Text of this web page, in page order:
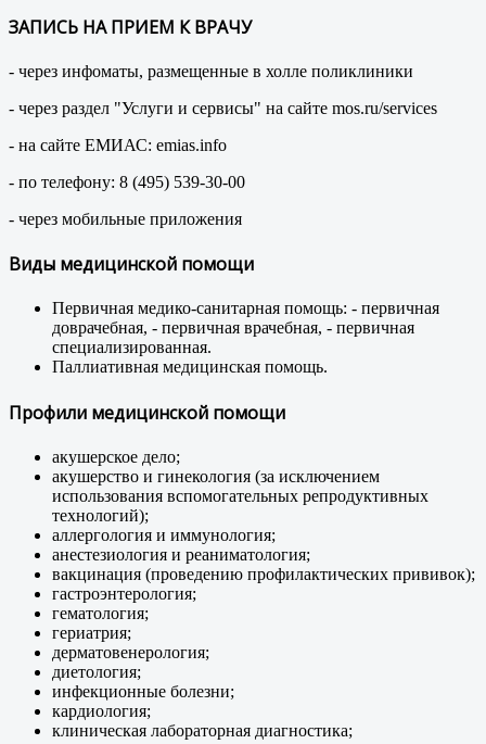
ЗАПИСЬ НА ПРИЕМ К ВРАЧУ
- через инфоматы, размещенные в холле поликлиники
- через раздел "Услуги и сервисы" на сайте mos.ru/services
- на сайте ЕМИАС: emias.info
- по телефону: 8 (495) 539-30-00
- через мобильные приложения
Виды медицинской помощи
Первичная медико-санитарная помощь: - первичная
доврачебная, - первичная врачебная, - первичная
специализированная.
Паллиативная медицинская помощь.
Профили медицинской помощи
акушерское дело;
акушерство и гинекология (за исключением
использования вспомогательных репродуктивных
технологий);
аллергология и иммунология;
анестезиология и реаниматология;
вакцинация (проведению профилактических прививок);
гастроэнтерология;
гематология;
гериатрия;
дерматовенерология;
диетология;
инфекционные болезни;
кардиология;
клиническая лабораторная диагностика;